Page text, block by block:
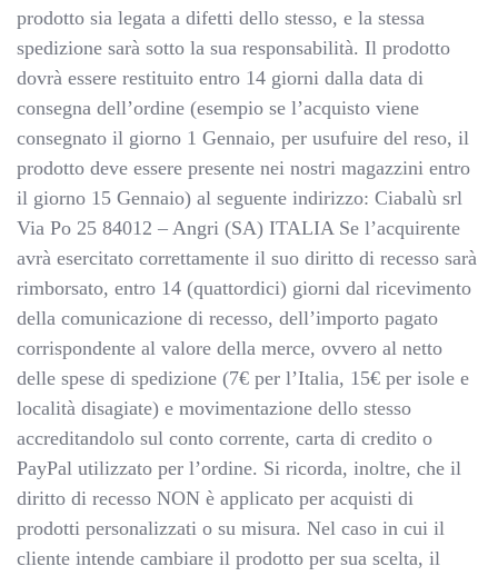
prodotto sia legata a difetti dello stesso, e la stessa
spedizione sarà sotto la sua responsabilità. Il prodotto
dovrà essere restituito entro 14 giorni dalla data di
consegna dell’ordine (esempio se l’acquisto viene
consegnato il giorno 1 Gennaio, per usufuire del reso, il
prodotto deve essere presente nei nostri magazzini entro
il giorno 15 Gennaio) al seguente indirizzo: Ciabalù srl
Via Po 25 84012 – Angri (SA) ITALIA Se l’acquirente
avrà esercitato correttamente il suo diritto di recesso sarà
rimborsato, entro 14 (quattordici) giorni dal ricevimento
della comunicazione di recesso, dell’importo pagato
corrispondente al valore della merce, ovvero al netto
delle spese di spedizione (7€ per l’Italia, 15€ per isole e
località disagiate) e movimentazione dello stesso
accreditandolo sul conto corrente, carta di credito o
PayPal utilizzato per l’ordine. Si ricorda, inoltre, che il
diritto di recesso NON è applicato per acquisti di
prodotti personalizzati o su misura. Nel caso in cui il
cliente intende cambiare il prodotto per sua scelta, il